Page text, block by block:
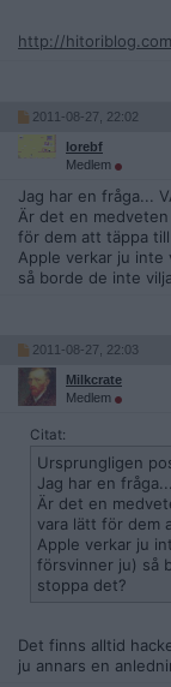
http://
2011-08-27, 22:02
lorebf
Medlem
Jag har en fråga...
Är det en
för dem att täppa
Apple verkar ju inte
så borde de inte
2011-08-27, 22:03
Milkcrate
Medlem
Citat:
Ursprungligen
Jag har en
Är det en
vara lätt för dem
Apple verkar ju
försvinner ju) så
stoppa det?
Det finns alltid
ju annars en